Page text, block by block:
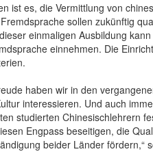
ist es, die Vermittlung von
sollen zukünftig
einmaligen Ausbildung
einnehmen. Die
haben wir in den
interessieren. Und auch
studierten Chinesischlehrern
Engpass beseitigen, die
beider Länder fördern,“